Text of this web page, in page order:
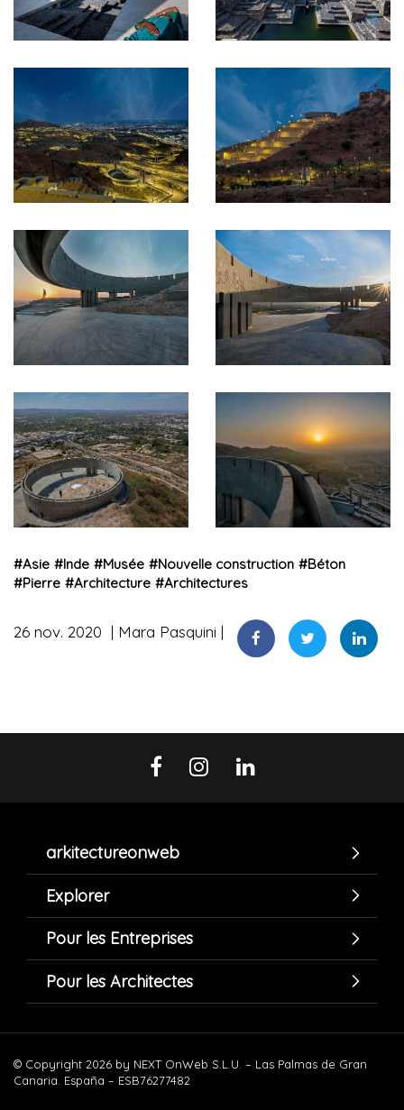
#Asie #Inde #Musée #Nouvelle construction #Béton
#Pierre #Architecture #Architectures
26 nov. 2020 Mara Pasquini
arkitectureonweb
Explorer
Pour les Entreprises
Pour les Architectes
© Copyright 2026 by NEXT OnWeb S.L.U. – Las Palmas de Gran
Canaria. España – ESB76277482